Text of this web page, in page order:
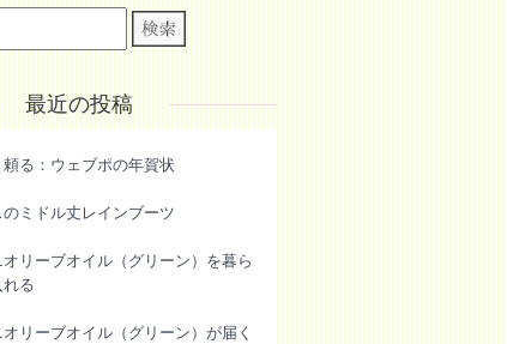
最近の投稿
る：ウェブポの年賀状
ミドル丈レインブーツ
リーブオイル（グリーン）を暮ら
れる
リーブオイル（グリーン）が届く